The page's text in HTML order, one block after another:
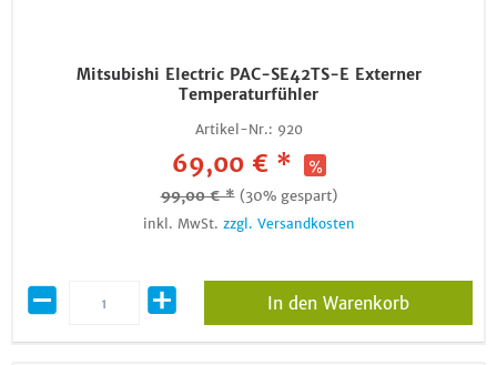
Mitsubishi Electric PAC-SE42TS-E Externer
Temperaturfühler
Artikel-Nr.: 920
69,00 € *
99,00 € * (30% gespart)
inkl. MwSt. zzgl. Versandkosten
In den Warenkorb